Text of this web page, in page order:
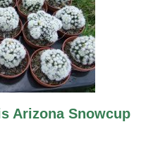
Arizona Snowcup